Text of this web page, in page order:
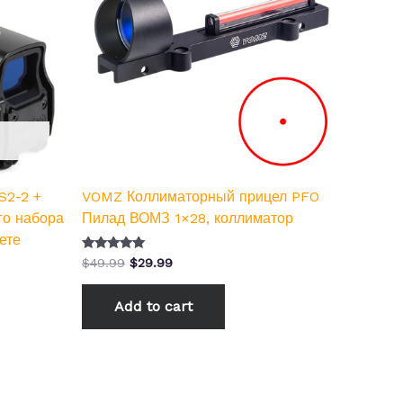
2 +
набора
VOMZ Коллиматорный прицел PFO
Пилад ВОМЗ 1×28, коллиматор
Оценка
5.00
из 5
$49.99 $29.99
Add to cart